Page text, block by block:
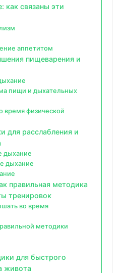
как связаны эти
аппетитом
пищеварения и
пищи и дыхательных
время физической
для расслабления и
дыхание
дыхание
правильная методика
тренировок
во время
методики
для быстрого
живота